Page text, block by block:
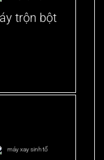
trộn bột